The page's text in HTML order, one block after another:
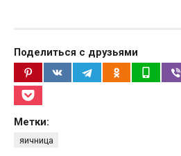
Поделиться с друзьями
Метки:
яичница